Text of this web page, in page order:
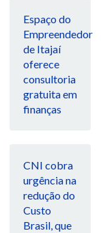
Espaço do
Empreendedor
de Itajaí
oferece
consultoria
gratuita em
finanças
CNI cobra
urgência na
redução do
Custo
Brasil, que